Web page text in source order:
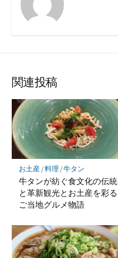
関連投稿
お土産/料理 /牛タン
牛タンが紡ぐ食文化の伝統
と革新観光とお土産を彩る
ご当地グルメ物語